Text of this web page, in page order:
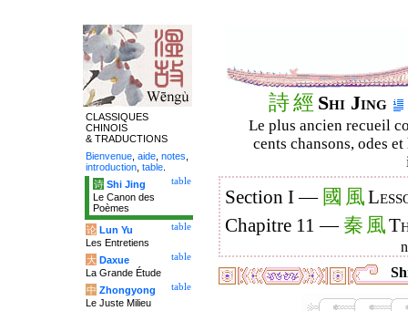
詩經 Shi Jing
Le plus ancien recueil
cents chansons, odes
Section I — 國 風
Chapitre 11 — 秦 風
CLASSIQUES
CHINOIS
& TRADUCTIONS
Bienvenue aide notes
introduction table
table
诗 Shi Jing
Le Canon des
Poèmes
table
论 Lun Yu
Les Entretiens
table
大 Daxue
La Grande Étude
table
中 Zhongyong
Le Juste Milieu